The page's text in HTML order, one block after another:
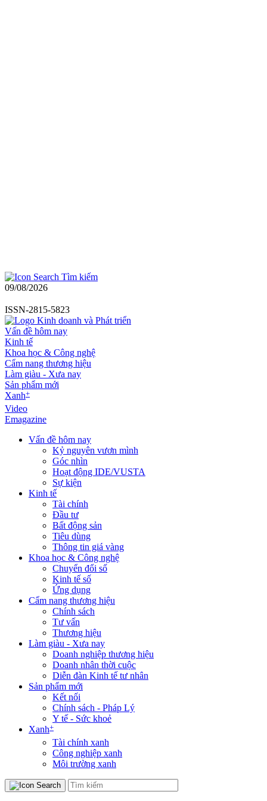
Tìm kiếm
09/08/2026
ISSN-2815-5823
Vấn đề hôm nay
Kinh tế
Khoa học & Công nghệ
Cẩm nang thương hiệu
Làm giàu - Xưa nay
Sản phẩm mới
Xanh+
Video
Emagazine
Vấn đề hôm nay
Kỷ nguyên vươn mình
Góc nhìn
Hoạt động IDE/VUSTA
Sự kiện
Kinh tế
Tài chính
Đầu tư
Bất động sản
Tiêu dùng
Thông tin giá vàng
Khoa học & Công nghệ
Chuyển đổi số
Kinh tế số
Ứng dụng
Cẩm nang thương hiệu
Chính sách
Tư vấn
Thương hiệu
Làm giàu - Xưa nay
Doanh nghiệp thương hiệu
Doanh nhân thời cuộc
Diễn đàn Kinh tế tư nhân
Sản phẩm mới
Kết nối
Chính sách - Pháp Lý
Y tế - Sức khoẻ
Xanh+
Tài chính xanh
Công nghiệp xanh
Môi trường xanh